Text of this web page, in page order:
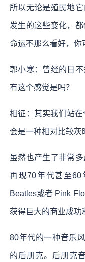
所以无论是殖民地
发生的这些变化，
命运不那么看好，你
郭小寒：曾经的日不
有这个感觉是吗？
相征：其实我们站
会是一种相对比较灰
虽然也产生了非常
再现70年代甚至
Beatles或者 Pink
获得巨大的商业成功
80年代的一种音乐
的后朋克。后朋克